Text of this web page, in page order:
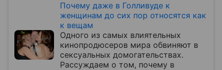
Почему даже в Голливуде к
женщинам до сих пор относятся как
к вещам
Одного из самых влиятельных
кинопродюсеров мира обвиняют в
сексуальных домогательствах.
Рассуждаем о том, почему в